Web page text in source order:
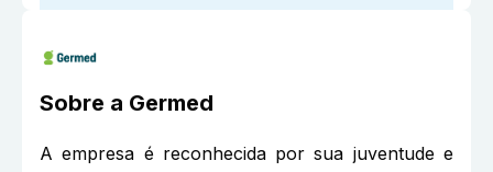
Sobre a Germed
A empresa é reconhecida por sua juventude e